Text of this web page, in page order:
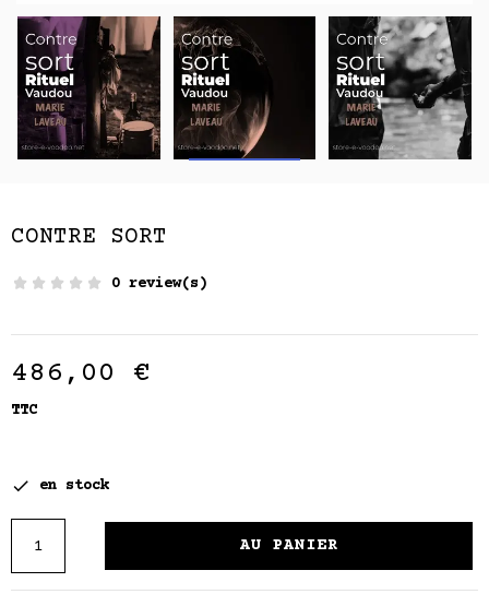
CONTRE SORT
0 review(s)
486,00 €
TTC
 en stock
AU PANIER